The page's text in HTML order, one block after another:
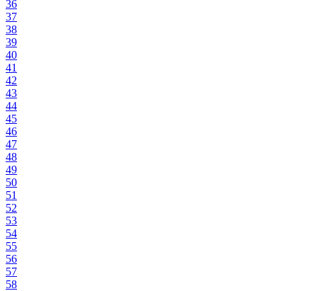
36
37
38
39
40
41
42
43
44
45
46
47
48
49
50
51
52
53
54
55
56
57
58